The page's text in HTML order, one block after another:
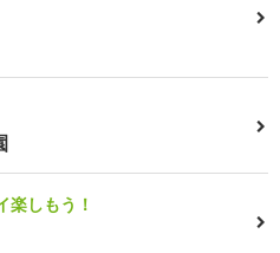
楽しもう！